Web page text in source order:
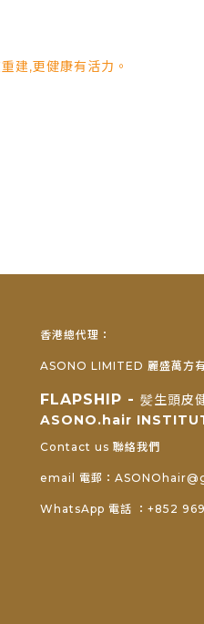
建,更健康有活力。
香港總代理：
ASONO LIMITED 麗盛萬方
FLAPSHIP - 髪生頭皮
ASONO.hair
Contact us 聯絡我們
email 電郵：
WhatsApp 電話 ：+852